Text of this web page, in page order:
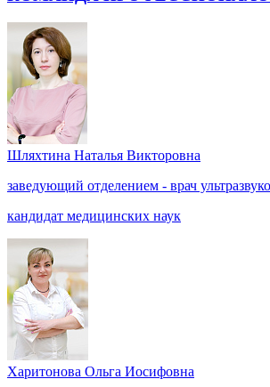
Шляхтина Наталья Викторовна
заведующий отделением - врач
кандидат медицинских наук
Харитонова Ольга Иосифовна